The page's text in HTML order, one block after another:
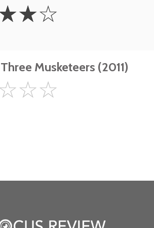
☆☆
Musketeers (2011)
☆☆☆